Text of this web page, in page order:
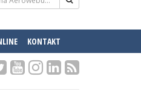
KONTAKT